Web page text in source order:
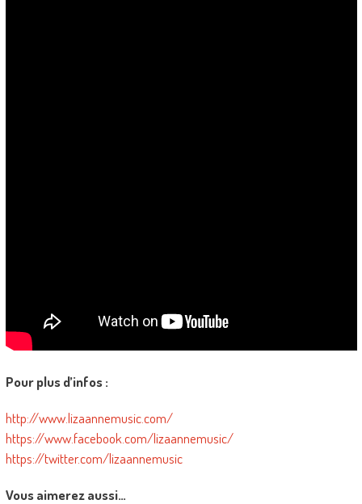
Pour plus d’infos :
http://www.lizaannemusic.com/
https://www.facebook.com/lizaannemusic/
https://twitter.com/lizaannemusic
Vous aimerez aussi…